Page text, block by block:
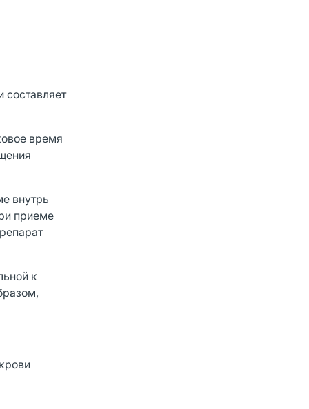
составляет
время
внутрь
приеме
к